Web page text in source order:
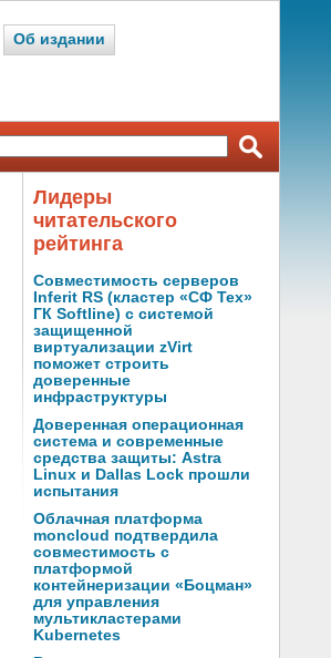
Об издании
Лидеры
читательского
рейтинга
Совместимость серверов
Inferit RS (кластер «СФ Тех»
ГК Softline) с системой
защищенной
виртуализации zVirt
поможет строить
доверенные
инфраструктуры
Доверенная операционная
система и современные
средства защиты: Astra
Linux и Dallas Lock прошли
испытания
Облачная платформа
moncloud подтвердила
совместимость с
платформой
контейнеризации «Боцман»
для управления
мультикластерами
Kubernetes